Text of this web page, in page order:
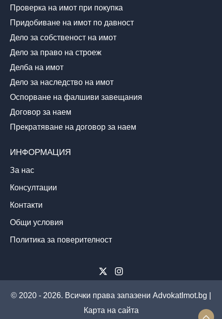
Проверка на имот при покупка
Придобиване на имот по давност
Дело за собственост на имот
Дело за право на строеж
Делба на имот
Дело за наследство на имот
Оспорване на фалшиви завещания
Договор за наем
Прекратяване на договор за наем
ИНФОРМАЦИЯ
За нас
Консултации
Контакти
Общи условия
Политика за поверителност
© 2020 - 2026. Всички права запазени AdvokatImot.bg |
Карта на сайта